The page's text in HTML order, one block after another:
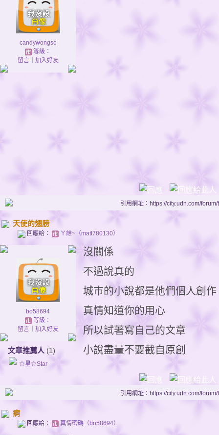
candywongsc
等級：
留言｜ 加入好友
引用網址：https://city.udn.com/
天使的翅膀
回應給： ㄚ維~（matt780130）
bo58694
等級：
留言｜ 加入好友
文章推薦人 (1)
☆星☆Star
沒關係
不過說真的
城市的小說都是他們個人創作
真情知道你的用心
所以試著寫自己的文章
小說盡量不要截自原創
引用網址：https://city.udn.com/
痾
回應給： 真情密碼（bo58694）